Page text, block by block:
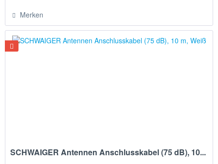
Merken
SCHWAIGER Antennen Anschlusskabel (75 dB), 10...